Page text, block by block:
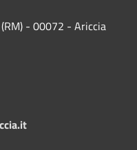
- 00072 - Ariccia